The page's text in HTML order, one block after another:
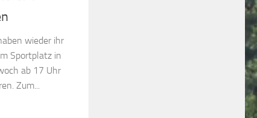
wieder ihr
Sportplatz in
ab 17 Uhr
Zum...